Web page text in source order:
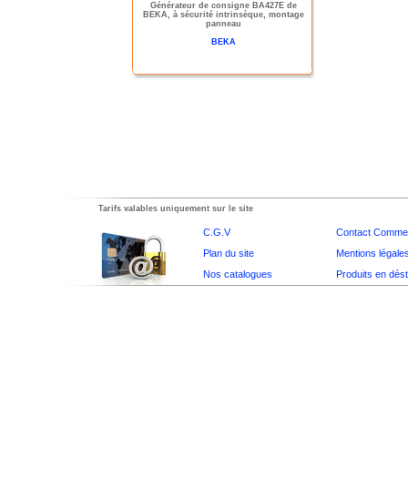
Générateur de consigne BA427E de
BEKA, à sécurité intrinsèque, montage
panneau
BEKA
Tarifs valables uniquement sur le site
C.G.V
Contact
Plan du site
Mentions
Nos catalogues
Produits en